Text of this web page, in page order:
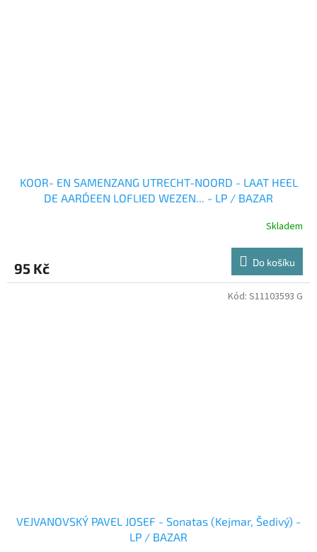
KOOR- EN SAMENZANG UTRECHT-NOORD - LAAT HEEL
DE AARD´EEN LOFLIED WEZEN... - LP / BAZAR
Skladem
95 Kč Do košíku
VEJVANOVSKÝ PAVEL JOSEF - Sonatas (Kejmar, Šedivý) -
LP / BAZAR
Kód: S11103593 G